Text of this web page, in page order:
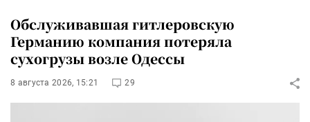
Обслуживавшая гитлеровскую
Германию компания потеряла
сухогрузы возле Одессы
8 августа 2026, 15:21 29